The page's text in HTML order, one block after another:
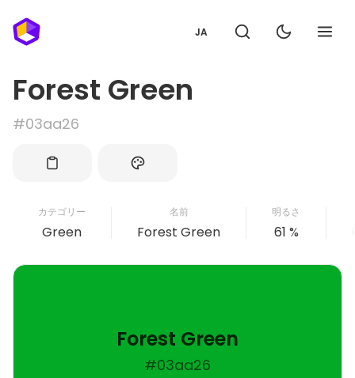
JA
Forest Green
#03aa26
カテゴリー
Green
名前
Forest Green
明るさ
61 %
Forest Green
#03aa26